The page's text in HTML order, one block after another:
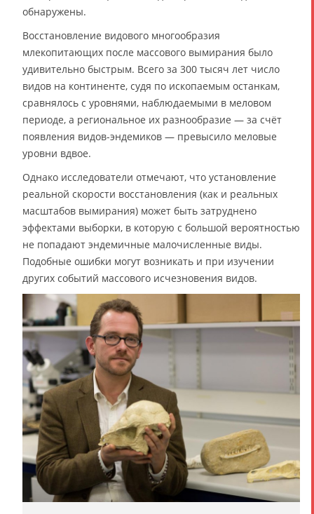
обнаружены.
Восстановление видового многообразия
млекопитающих после массового вымирания было
удивительно быстрым. Всего за 300 тысяч лет число
видов на континенте, судя по ископаемым останкам,
сравнялось с уровнями, наблюдаемыми в меловом
периоде, а региональное их разнообразие — за счёт
появления видов-эндемиков — превысило меловые
уровни вдвое.
Однако исследователи отмечают, что установление
реальной скорости восстановления (как и реальных
масштабов вымирания) может быть затруднено
эффектами выборки, в которую с большой вероятностью
не попадают эндемичные малочисленные виды.
Подобные ошибки могут возникать и при изучении
других событий массового исчезновения видов.